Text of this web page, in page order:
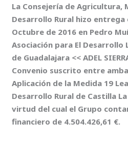
La Consejería de Agricultura,
Desarrollo Rural hizo entrega
Octubre de 2016 en Pedro
Asociación para El
de Guadalajara << ADEL
Convenio suscrito entre
Aplicación de la Medida 19
Desarrollo Rural de Castilla
virtud del cual el Grupo
financiero de 4.504.426,61 €.